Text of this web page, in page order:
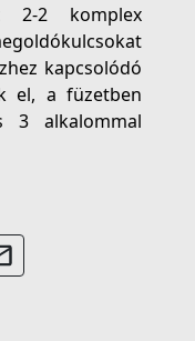
2-2 komplex
kapcsolódó
el, a füzetben
3 alkalommal